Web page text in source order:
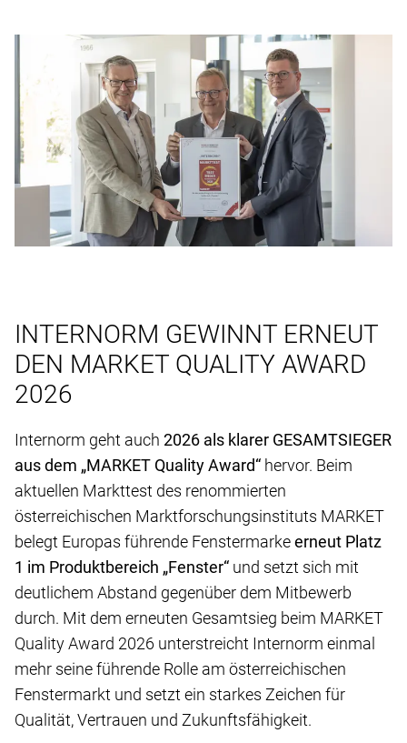
INTERNORM GEWINNT ERNEUT
DEN MARKET QUALITY AWARD
2026
Internorm geht auch 2026 als klarer GESAMTSIEGER
aus dem „MARKET Quality Award“ hervor. Beim
aktuellen Markttest des renommierten
österreichischen Marktforschungsinstituts MARKET
belegt Europas führende Fenstermarkeerneut Platz
1 im Produktbereich „Fenster“ und setzt sich mit
deutlichem Abstand gegenüber dem Mitbewerb
durch. Mit dem erneuten Gesamtsieg beim MARKET
Quality Award 2026 unterstreicht Internorm einmal
mehr seine führende Rolle am österreichischen
Fenstermarkt und setzt ein starkes Zeichen für
Qualität, Vertrauen und Zukunftsfähigkeit.